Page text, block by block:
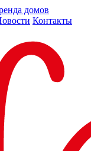
домов
Контакты